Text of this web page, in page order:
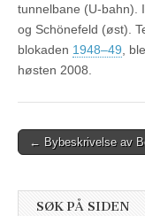
tunnelbane (U-bahn).
og Schönefeld (øst).
blokaden 1948–49,
høsten 2008.
Post
← Bybeskrivelse av
SØK PÅ SIDEN